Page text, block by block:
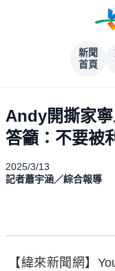
新聞
首頁
Andy開撕家
答籲：不要被
2025/3/13
記者蕭宇涵／綜合報導
【緯來新聞網】